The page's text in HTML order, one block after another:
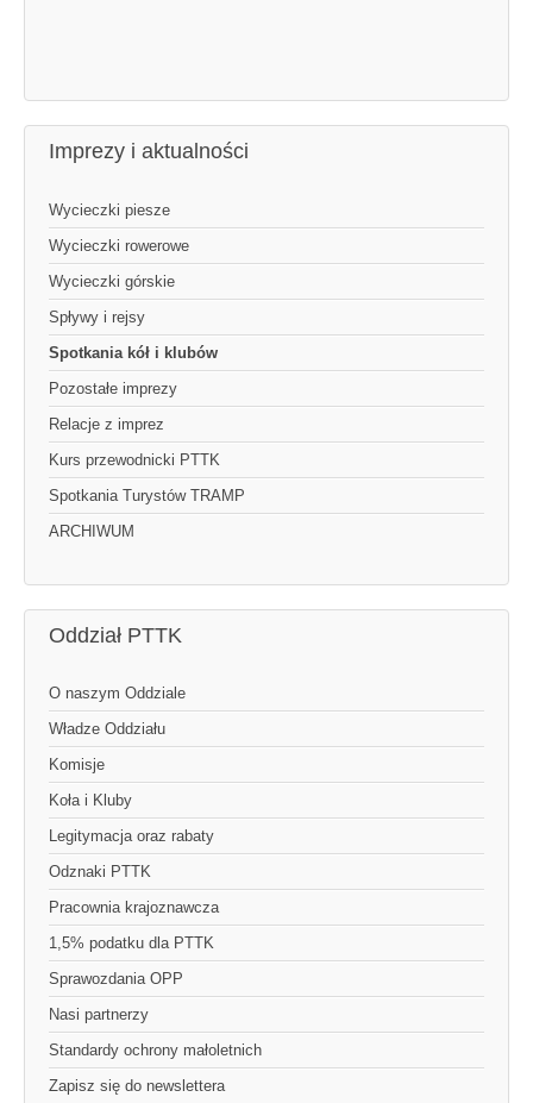
Imprezy i aktualności
Wycieczki piesze
Wycieczki rowerowe
Wycieczki górskie
Spływy i rejsy
Spotkania kół i klubów
Pozostałe imprezy
Relacje z imprez
Kurs przewodnicki PTTK
Spotkania Turystów TRAMP
ARCHIWUM
Oddział PTTK
O naszym Oddziale
Władze Oddziału
Komisje
Koła i Kluby
Legitymacja oraz rabaty
Odznaki PTTK
Pracownia krajoznawcza
1,5% podatku dla PTTK
Sprawozdania OPP
Nasi partnerzy
Standardy ochrony małoletnich
Zapisz się do newslettera